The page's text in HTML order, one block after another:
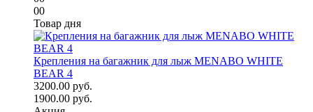
00
Товар дня
Крепления на багажник для лыж MENABO WHITE
BEAR 4
3200.00 руб.
1900.00 руб.